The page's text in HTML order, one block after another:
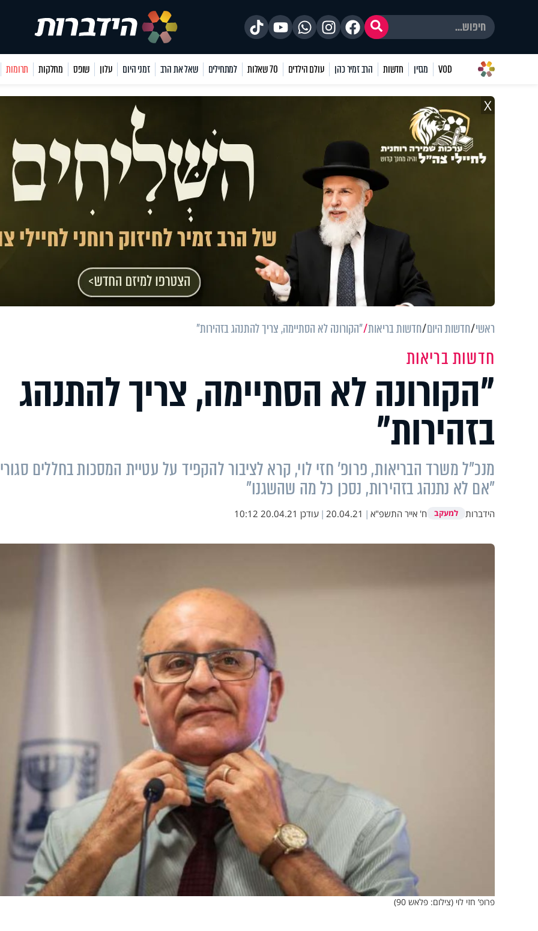
VOD מגזין חדשות הרב זמיר כהן עולם הילדים 70 שאלות למתחילים שאל את הרב זמני היום עלון שופס מחלקות תרומות
X
ראשי חדשות היום חדשות בריאות "הקורונה לא הסתיימה, צריך להתנהג בזהירות"
חדשות בריאות
"הקורונה לא הסתיימה, צריך להתנהג
בזהירות"
מנכ"ל משרד הבריאות, פרופ' חזי לוי, קרא לציבור להקפיד על עטיית המסכות בחללים
"אם לא נתנהג בזהירות, נסכן כל מה שהשגנו"
הידברות למעקב ח' אייר התשפ"א |
20.04.21
| עודכן 20.04.21 10:12
פרופ’ חזי לוי (צילום: פלאש 90)